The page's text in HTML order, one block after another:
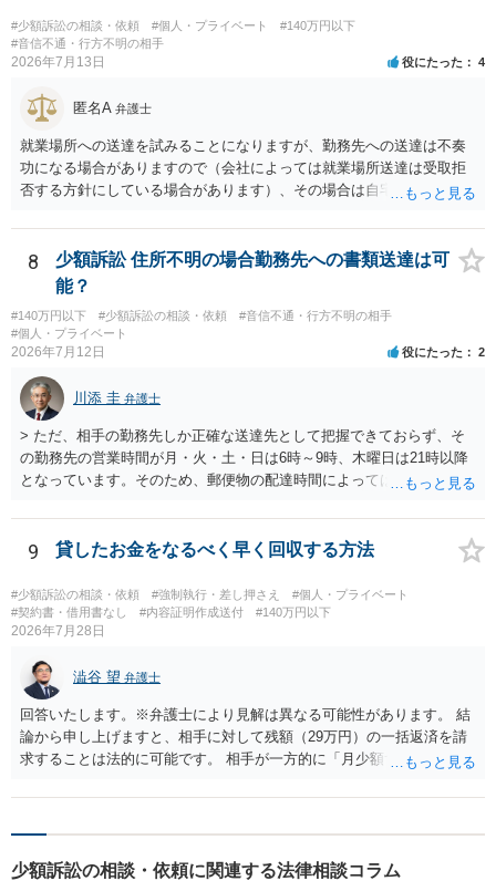
に相手方が遠方である場合は）対応が面倒な場合があるからです。相
手方の主張については、和解で減額を考慮すればよいと思います。 な
お、残念ながら、「連絡も返ってこず、返済の目処も立たずで精神的
せん。
#少額訴訟の相談・依頼 #個人・プライベート
#140万円以下
#音信不通・行方不明の相手
2026年7月13日 役にたった 4
匿名A 弁護士
就業場所への送達を試みることになりますが、勤務先への送達は不奏
功になる場合がありますので（会社によっては就業場所送達は受取拒
否する方針にしている場合があります）、その場合は自宅の住所調査
8
少額訴訟 住所不明の場合勤務先への書類送達は可
能？
#140万円以下 #少額訴訟の相談・依頼
#音信不通・行方不明の相手
#個人・プライベート
2026年7月12日 役にたった 2
川添 圭 弁護士
> ただ、相手の勤務先しか正確な送達先として把握できておらず、そ
の勤務先の営業時間が月・火・土・日は6時～9時、木曜日は21時以降
となっています。そのため、郵便物の配達時間によっては受け取りが
夜間の送達を上申するのが基本になりますが、感覚的には郵便局を動
かすには早すぎるので執行官送達を申し立てる必要があるかもしれま
い可能性もありますし、執行官送達には費用もかかりますので、まず
は裁判所へ相談した方がよいと思います。
9 貸したお金をなるべく早く回収する方法
#少額訴訟の相談・依頼 #強制執行・差し押さえ
#個人・プライベート
#契約書・借用書なし
#内容証明作成送付 #140万円以下
2026年7月28日
澁谷 望 弁護士
回答いたします。※弁護士により見解は異なる可能性があります。 結
論から申し上げますと、相手に対して残額（29万円）の一括返済を請
求することは法的に可能です。 相手が一方的に「月少額ずつ返す」と
は成立していません。当初の返済期日も過ぎているため、一括返済を
払いには同意していないため、残額の一括払いを求める」旨を明確に
少額訴訟の相談・依頼に関連する法律相談コラム